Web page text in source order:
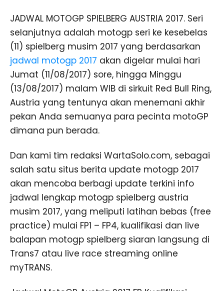
JADWAL MOTOGP SPIELBERG AUSTRIA 2017. Seri
selanjutnya adalah motogp seri ke kesebelas
(11) spielberg musim 2017 yang berdasarkan
jadwal motogp 2017 akan digelar mulai hari
Jumat (11/08/2017) sore, hingga Minggu
(13/08/2017) malam WIB di sirkuit Red Bull Ring,
Austria yang tentunya akan menemani akhir
pekan Anda semuanya para pecinta motoGP
dimana pun berada.
Dan kami tim redaksi WartaSolo.com, sebagai
salah satu situs berita update motogp 2017
akan mencoba berbagi update terkini info
jadwal lengkap motogp spielberg austria
musim 2017, yang meliputi latihan bebas (free
practice) mulai FP1 – FP4, kualifikasi dan live
balapan motogp spielberg siaran langsung di
Trans7 atau live race streaming online
myTRANS.